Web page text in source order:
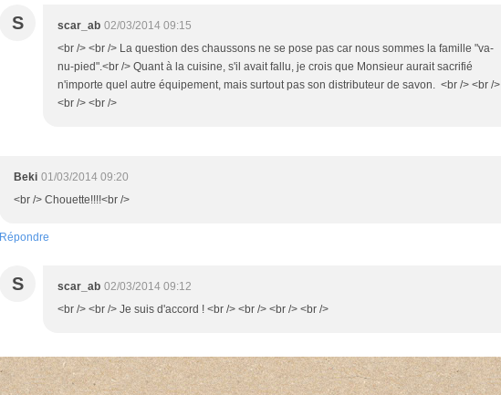
S scar_ab 02/03/2014 09:15
<br /> <br /> La question des chaussons ne se pose pas car nous sommes la famille "va-
nu-pied".<br /> Quant à la cuisine, s'il avait fallu, je crois que Monsieur aurait sacrifié
n'importe quel autre équipement, mais surtout pas son distributeur de savon. <br /> <br />
<br /> <br />
Beki 01/03/2014 09:20
<br /> Chouette!!!!<br />
Répondre
S scar_ab 02/03/2014 09:12
<br /> <br /> Je suis d'accord ! <br /> <br /> <br /> <br />